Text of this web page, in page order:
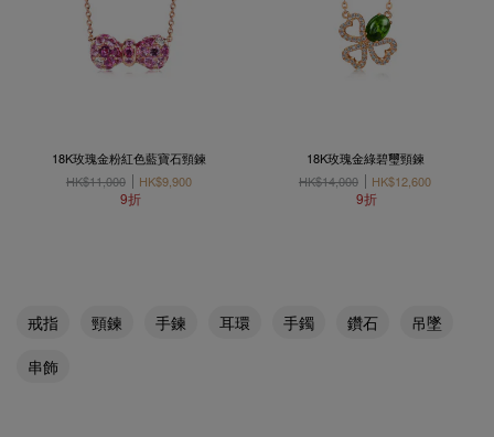
18K玫瑰金粉紅色藍寶石頸鍊
HK$11,000
HK$9,900
9折
18K玫瑰金綠碧璽頸鍊
HK$14,000
HK$12,600
9折
戒指 頸鍊 手鍊 耳環 手鐲 鑽石
吊墜
串飾